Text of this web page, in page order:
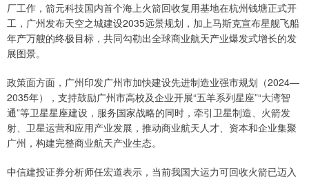
厂工作，箭元科技国内首个海上火箭回收复用基地在杭州钱塘正式开
工，广州发布天空之城建设2035远景规划，加上马斯克宣布星舰飞船
年产万艘的终极目标，共同勾勒出全球商业航天产业爆发式增长的发
展图景。
政策面方面，广州印发广州市加快建设先进制造业强市规划（2024—
2035年），支持鼓励广州市高校及企业开展“五羊系列星座”“大湾智
通”等卫星星座建设，服务国家战略的同时，牵引卫星制造、火箭发
射、卫星运营和应用产业发展，推动商业航天人才、资本和企业集聚
广州，构建完整商业航天产业生态。
中信建投证券分析师任宏道表示，当前我国大运力可回收火箭已迈入